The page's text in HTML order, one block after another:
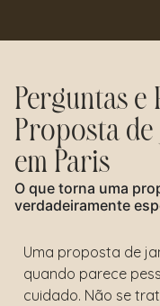
Perguntas e
Proposta
em Paris
O que torna uma
verdadeiramente
Uma proposta de
quando parece
cuidado. Não se